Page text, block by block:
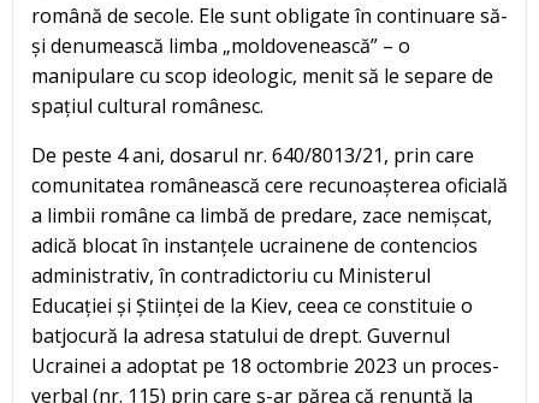
română de secole. Ele sunt obligate în continuare să-
și denumească limba „moldovenească” – o
manipulare cu scop ideologic, menit să le separe de
spațiul cultural românesc.
De peste 4 ani, dosarul nr. 640/8013/21, prin care
comunitatea românească cere recunoașterea oficială
a limbii române ca limbă de predare, zace nemișcat,
adică blocat în instanțele ucrainene de contencios
administrativ, în contradictoriu cu Ministerul
Educației și Științei de la Kiev, ceea ce constituie o
batjocură la adresa statului de drept. Guvernul
Ucrainei a adoptat pe 18 octombrie 2023 un proces-
verbal (nr. 115) prin care s-ar părea că renunță la